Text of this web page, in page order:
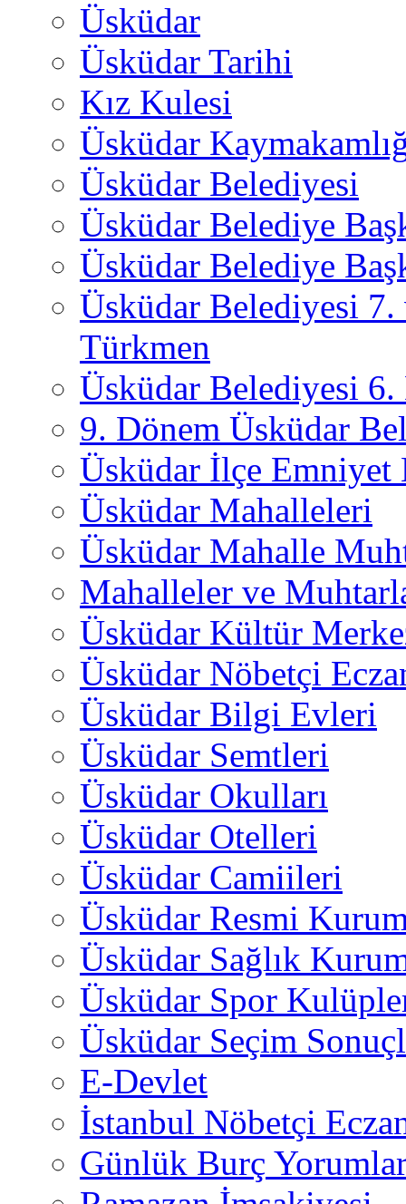
Üsküdar
Üsküdar Tarihi
Kız Kulesi
Üsküdar
Üsküdar Belediyesi
Üsküdar Belediye
Üsküdar Belediye
Üsküdar Belediyesi
Türkmen
Üsküdar Belediyesi 6.
9. Dönem Üsküdar
Üsküdar İlçe
Üsküdar Mahalleleri
Üsküdar Mahalle
Mahalleler ve
Üsküdar Kültür
Üsküdar Nöbetçi
Üsküdar Bilgi Evleri
Üsküdar Semtleri
Üsküdar Okulları
Üsküdar Otelleri
Üsküdar Camiileri
Üsküdar Resmi
Üsküdar Sağlık
Üsküdar Spor
Üsküdar Seçim
E-Devlet
İstanbul Nöbetçi
Günlük Burç